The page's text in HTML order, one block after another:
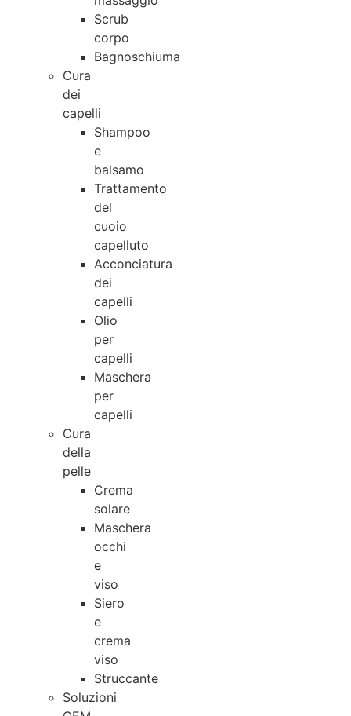
Scrub
corpo
Bagnoschiuma
Cura
dei
capelli
Shampoo
e
balsamo
Trattamento
del
cuoio
capelluto
Acconciatura
dei
capelli
Olio
per
capelli
Maschera
per
capelli
Cura
della
pelle
Crema
solare
Maschera
occhi
e
viso
Siero
e
crema
viso
Struccante
Soluzioni